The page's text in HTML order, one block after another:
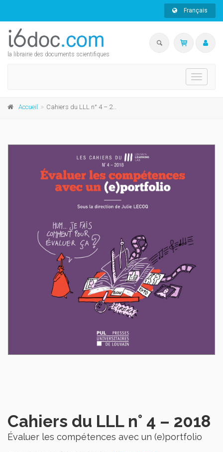
Français
la librairie des documents scientifiques
Toggle
Accueil Cahiers du LLL n° 4 – 2018
Cahiers du LLL n° 4 – 2018
Évaluer les compétences avec un (e)portfolio